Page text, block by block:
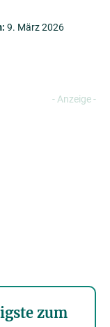
9. März 2026
zum